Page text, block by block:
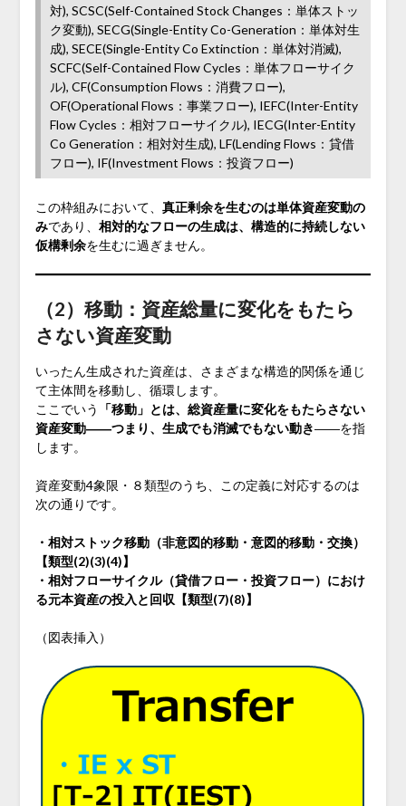
対), SCSC(Self-Contained Stock Changes：単体ストッ
ク変動), SECG(Single-Entity Co-Generation：単体対生
成), SECE(Single-Entity Co Extinction：単体対消滅),
SCFC(Self-Contained Flow Cycles：単体フローサイク
ル), CF(Consumption Flows：消費フロー),
OF(Operational Flows：事業フロー), IEFC(Inter-Entity
Flow Cycles：相対フローサイクル), IECG(Inter-Entity
Co Generation：相対対生成), LF(Lending Flows：貸借
フロー), IF(Investment Flows：投資フロー)
この枠組みにおいて、 真正剰余を生むのは単体資産変動の
みであり、 相対的なフローの生成は、構造的に持続しない
仮構剰余を生むに過ぎません。
（2）移動：資産総量に変化をもたら
さない資産変動
いったん生成された資産は、さまざまな構造的関係を通じ
て主体間を移動し、循環します。
ここでいう
「移動」とは、総資産量に変化をもたらさない
資産変動――つまり、生成でも消滅でもない動き――を指
します。
資産変動4象限・８類型のうち、この定義に対応するのは
次の通りです。
・相対ストック移動（非意図的移動・意図的移動・交換）
【類型(2)(3)(4)】
・相対フローサイクル（貸借フロー・投資フロー）におけ
る元本資産の投入と回収【類型(7)(8)】
（図表挿入）